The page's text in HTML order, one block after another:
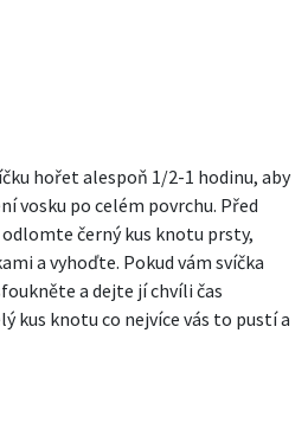
hořet alespoň 1/2-1 hodinu, aby
vosku po celém povrchu. Před
černý kus knotu prsty,
a vyhoďte. Pokud vám svíčka
a dejte jí chvíli čas
kus knotu co nejvíce vás to pustí a